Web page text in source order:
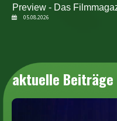
Preview - Das
05.08.2026
aktuelle Beiträge